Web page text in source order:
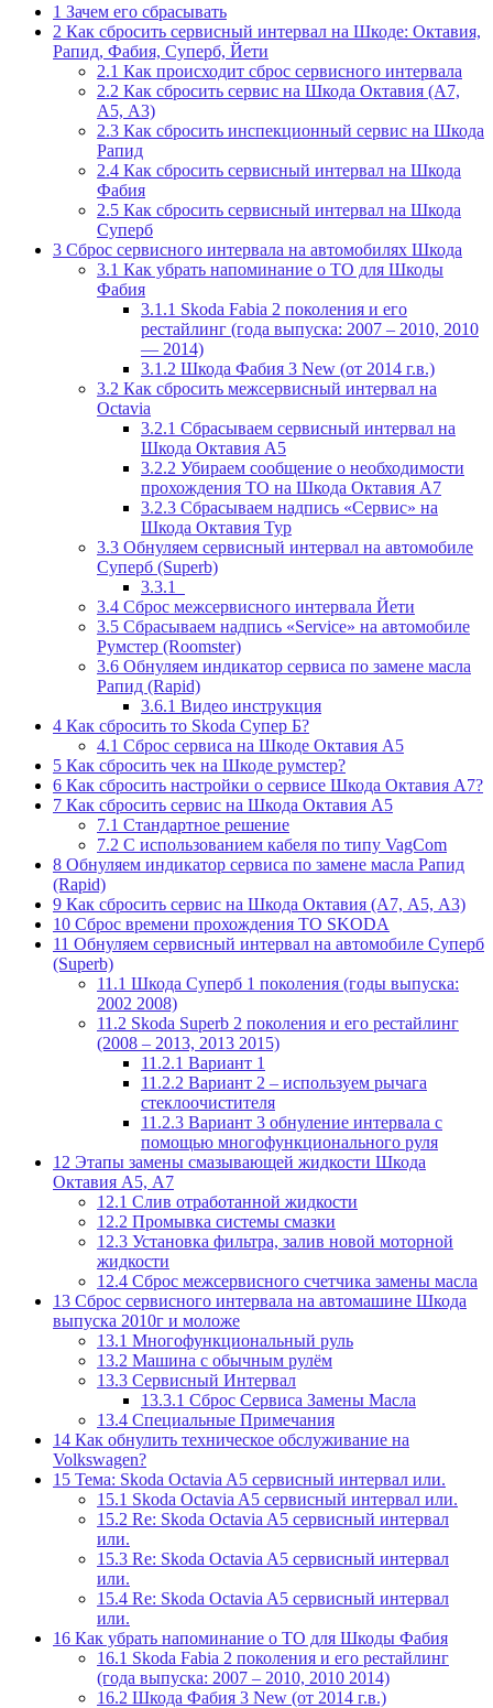
1 Зачем его сбрасывать
2 Как сбросить сервисный интервал на Шкоде: Октавия,
Рапид, Фабия, Суперб, Йети
2.1 Как происходит сброс сервисного интервала
2.2 Как сбросить сервис на Шкода Октавия (А7,
А5, А3)
2.3 Как сбросить инспекционный сервис на Шкода
Рапид
2.4 Как сбросить сервисный интервал на Шкода
Фабия
2.5 Как сбросить сервисный интервал на Шкода
Суперб
3 Сброс сервисного интервала на автомобилях Шкода
3.1 Как убрать напоминание о ТО для Шкоды
Фабия
3.1.1 Skoda Fabia 2 поколения и его
рестайлинг (года выпуска: 2007 – 2010, 2010
— 2014)
3.1.2 Шкода Фабия 3 New (от 2014 г.в.)
3.2 Как сбросить межсервисный интервал на
Octavia
3.2.1 Сбрасываем сервисный интервал на
Шкода Октавия A5
3.2.2 Убираем сообщение о необходимости
прохождения ТО на Шкода Октавия A7
3.2.3 Сбрасываем надпись «Сервис» на
Шкода Октавия Тур
3.3 Обнуляем сервисный интервал на автомобиле
Суперб (Superb)
3.3.1
3.4 Сброс межсервисного интервала Йети
3.5 Сбрасываем надпись «Service» на автомобиле
Румстер (Roomster)
3.6 Обнуляем индикатор сервиса по замене масла
Рапид (Rapid)
3.6.1 Видео инструкция
4 Как сбросить то Skoda Супер Б?
4.1 Сброс сервиса на Шкоде Октавия А5
5 Как сбросить чек на Шкоде румстер?
6 Как сбросить настройки о сервисе Шкода Октавия А7?
7 Как сбросить сервис на Шкода Октавия А5
7.1 Стандартное решение
7.2 С использованием кабеля по типу VagCom
8 Обнуляем индикатор сервиса по замене масла Рапид
(Rapid)
9 Как сбросить сервис на Шкода Октавия (А7, А5, А3)
10 Сброс времени прохождения ТО SKODA
11 Обнуляем сервисный интервал на автомобиле Суперб
(Superb)
11.1 Шкода Суперб 1 поколения (годы выпуска:
2002 2008)
11.2 Skoda Superb 2 поколения и его рестайлинг
(2008 – 2013, 2013 2015)
11.2.1 Вариант 1
11.2.2 Вариант 2 – используем рычага
стеклоочистителя
11.2.3 Вариант 3 обнуление интервала с
помощью многофункционального руля
12 Этапы замены смазывающей жидкости Шкода
Октавия А5, А7
12.1 Слив отработанной жидкости
12.2 Промывка системы смазки
12.3 Установка фильтра, залив новой моторной
жидкости
12.4 Сброс межсервисного счетчика замены масла
13 Сброс сервисного интервала на автомашине Шкода
выпуска 2010г и моложе
13.1 Многофункциональный руль
13.2 Машина с обычным рулём
13.3 Сервисный Интервал
13.3.1 Сброс Сервиса Замены Масла
13.4 Специальные Примечания
14 Как обнулить техническое обслуживание на
Volkswagen?
15 Тема: Skoda Octavia A5 сервисный интервал или.
15.1 Skoda Octavia A5 сервисный интервал или.
15.2 Re: Skoda Octavia A5 сервисный интервал
или.
15.3 Re: Skoda Octavia A5 сервисный интервал
или.
15.4 Re: Skoda Octavia A5 сервисный интервал
или.
16 Как убрать напоминание о ТО для Шкоды Фабия
16.1 Skoda Fabia 2 поколения и его рестайлинг
(года выпуска: 2007 – 2010, 2010 2014)
16.2 Шкода Фабия 3 New (от 2014 г.в.)